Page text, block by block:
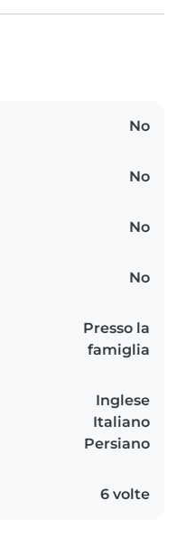
No
No
No
No
Presso la
famiglia
Inglese
Italiano
Persiano
6 volte